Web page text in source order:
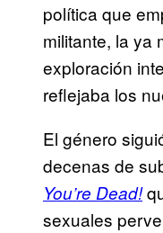
política que
militante, la ya
exploración
reflejaba los
El género
decenas de
You’re Dead!
sexuales